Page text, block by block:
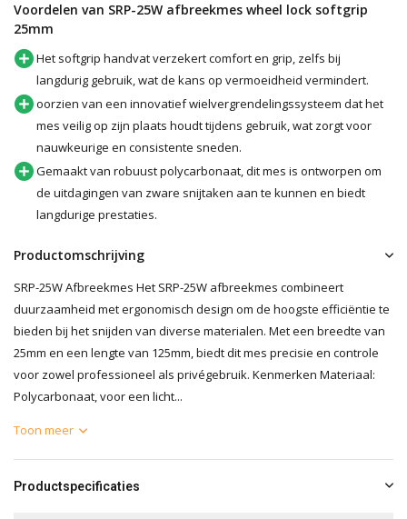
Voordelen van SRP-25W afbreekmes wheel lock softgrip
25mm
Het softgrip handvat verzekert comfort en grip, zelfs bij
langdurig gebruik, wat de kans op vermoeidheid vermindert.
oorzien van een innovatief wielvergrendelingssysteem dat het
mes veilig op zijn plaats houdt tijdens gebruik, wat zorgt voor
nauwkeurige en consistente sneden.
Gemaakt van robuust polycarbonaat, dit mes is ontworpen om
de uitdagingen van zware snijtaken aan te kunnen en biedt
langdurige prestaties.
Productomschrijving
SRP-25W Afbreekmes Het SRP-25W afbreekmes combineert
duurzaamheid met ergonomisch design om de hoogste efficiëntie te
bieden bij het snijden van diverse materialen. Met een breedte van
25mm en een lengte van 125mm, biedt dit mes precisie en controle
voor zowel professioneel als privégebruik. Kenmerken Materiaal:
Polycarbonaat, voor een licht...
Toon meer
Productspecificaties